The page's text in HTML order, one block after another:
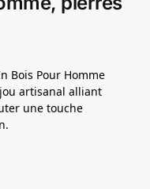
Bois Pour Homme
artisanal alliant
une touche